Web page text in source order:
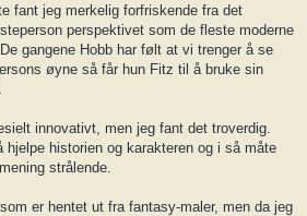
fant jeg merkelig forfriskende fra det
perspektivet som de fleste moderne
gangene Hobb har følt at vi trenger å se
øyne så får hun Fitz til å bruke sin
innovativt, men jeg fant det troverdig.
hjelpe historien og karakteren og i så måte
strålende.
er hentet ut fra fantasy-maler, men da jeg